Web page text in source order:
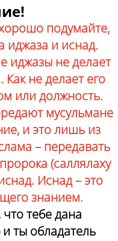
подумайте,
иджаза и иснад.
иджазы не делает
не делает его
или должность.
мусульмане
и это лишь из
– передавать
(саллялаху
Иснад – это
знанием.
тебе дана
ты обладатель